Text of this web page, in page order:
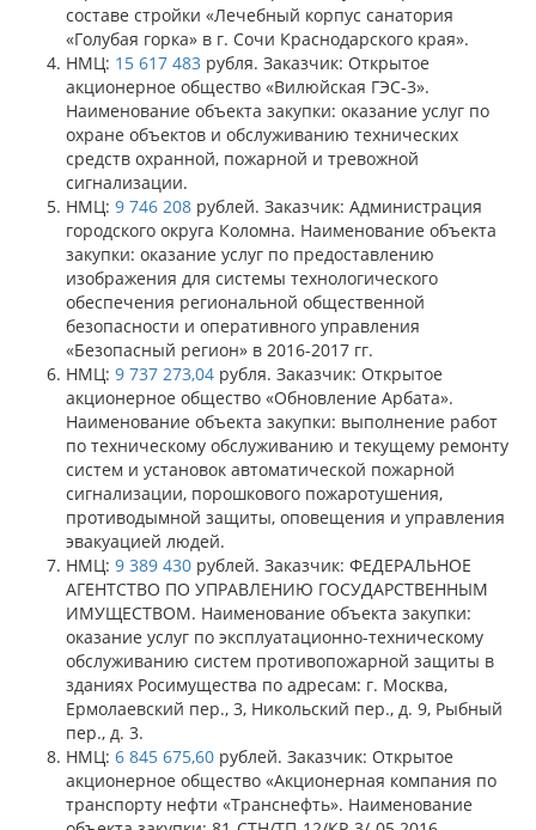
составе стройки «Лечебный корпус санатория
«Голубая горка» в г. Сочи Краснодарского края».
НМЦ: 15 617 483 рубля. Заказчик: Открытое
акционерное общество «Вилюйская ГЭС-3».
Наименование объекта закупки: оказание услуг по
охране объектов и обслуживанию технических
средств охранной, пожарной и тревожной
сигнализации.
НМЦ: 9 746 208 рублей. Заказчик: Администрация
городского округа Коломна. Наименование объекта
закупки: оказание услуг по предоставлению
изображения для системы технологического
обеспечения региональной общественной
безопасности и оперативного управления
«Безопасный регион» в 2016-2017 гг.
НМЦ: 9 737 273,04 рубля. Заказчик: Открытое
акционерное общество «Обновление Арбата».
Наименование объекта закупки: выполнение работ
по техническому обслуживанию и текущему ремонту
систем и установок автоматической пожарной
сигнализации, порошкового пожаротушения,
противодымной защиты, оповещения и управления
эвакуацией людей.
НМЦ: 9 389 430 рублей. Заказчик: ФЕДЕРАЛЬНОЕ
АГЕНТСТВО ПО УПРАВЛЕНИЮ ГОСУДАРСТВЕННЫМ
ИМУЩЕСТВОМ. Наименование объекта закупки:
оказание услуг по эксплуатационно-техническому
обслуживанию систем противопожарной защиты в
зданиях Росимущества по адресам: г. Москва,
Ермолаевский пер., 3, Никольский пер., д. 9, Рыбный
пер., д. 3.
НМЦ: 6 845 675,60 рублей. Заказчик: Открытое
акционерное общество «Акционерная компания по
транспорту нефти «Транснефть». Наименование